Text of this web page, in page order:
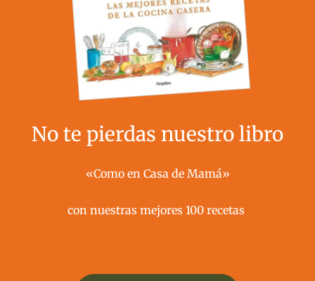
No te pierdas nuestro libro
«Como en Casa de Mamá»
con nuestras mejores 100 recetas ​